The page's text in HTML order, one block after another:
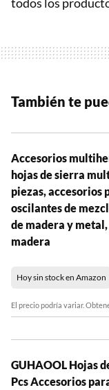
También te
Accesorios
hojas de sierra
piezas, accesorios
oscilantes de
de madera y
madera
Hoy sin stock en Amazon
El precio podría variar.
GUHAOOL Hojas
Pcs Accesorios